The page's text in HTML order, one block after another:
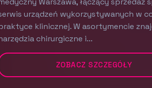
urządzeń wykorzystywanych w
klinicznej. W asortymencie
chirurgiczne i...
ZOBACZ SZCZEGÓŁY